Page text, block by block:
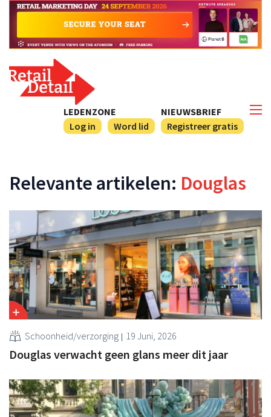
NIEUWSBRIEF
Registreer gratis
LEDENZONE
Log in
Word lid
Relevante artikelen: Douglas
Schoonheid/verzorging 19 Juni, 2026
Douglas verwacht geen glans meer dit jaar